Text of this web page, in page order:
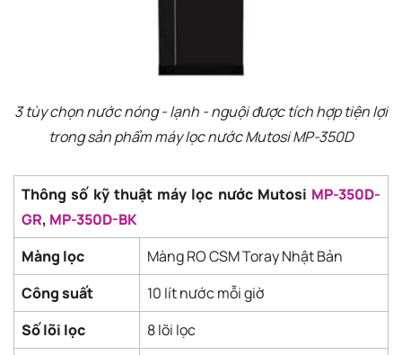
3 tùy chọn nước nóng - lạnh - nguội được tích hợp tiện lợi
trong sản phẩm máy lọc nước Mutosi MP-350D
Thông số kỹ thuật máy lọc nước Mutosi MP-350D-
GR, MP-350D-BK
Màng lọc
Màng RO CSM Toray Nhật Bản
Công suất
10 lít nước mỗi giờ
Số lõi lọc
8 lõi lọc